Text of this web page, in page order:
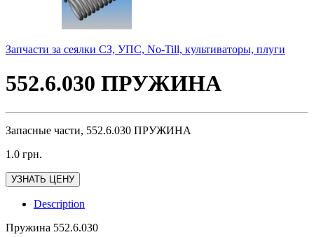
Запчасти за сеялки СЗ, УПС, No-Till, культиваторы, плуги
552.6.030 ПРУЖИНА
Запасные части, 552.6.030 ПРУЖИНА
1.0 грн.
УЗНАТЬ ЦЕНУ
Description
Пружина 552.6.030